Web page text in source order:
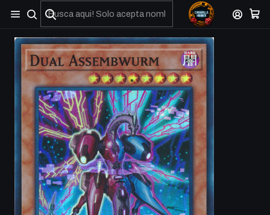
No olviden reportar sus depositos y transferencias por Whatsapp